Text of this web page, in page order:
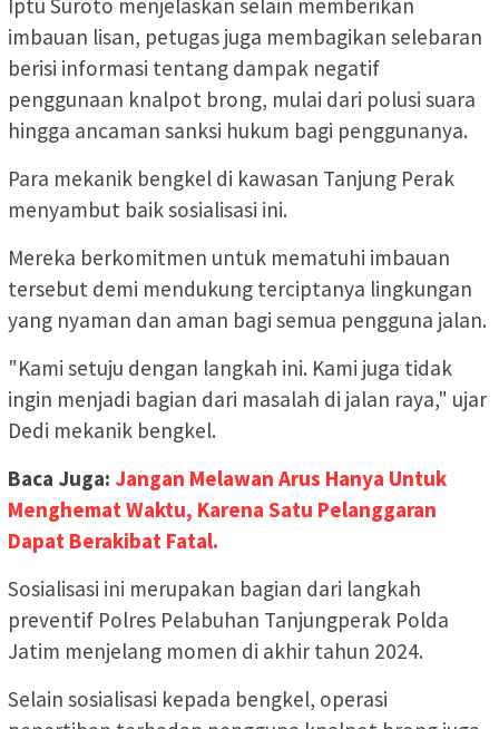
Iptu Suroto menjelaskan selain memberikan
imbauan lisan, petugas juga membagikan selebaran
berisi informasi tentang dampak negatif
penggunaan knalpot brong, mulai dari polusi suara
hingga ancaman sanksi hukum bagi penggunanya.
Para mekanik bengkel di kawasan Tanjung Perak
menyambut baik sosialisasi ini.
Mereka berkomitmen untuk mematuhi imbauan
tersebut demi mendukung terciptanya lingkungan
yang nyaman dan aman bagi semua pengguna jalan.
"Kami setuju dengan langkah ini. Kami juga tidak
ingin menjadi bagian dari masalah di jalan raya," ujar
Dedi mekanik bengkel.
Baca Juga: Jangan Melawan Arus Hanya Untuk
Menghemat Waktu, Karena Satu Pelanggaran
Dapat Berakibat Fatal.
Sosialisasi ini merupakan bagian dari langkah
preventif Polres Pelabuhan Tanjungperak Polda
Jatim menjelang momen di akhir tahun 2024.
Selain sosialisasi kepada bengkel, operasi